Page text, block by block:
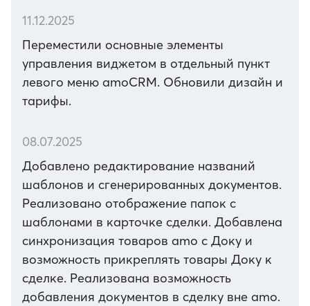
11.12.2025
Переместили основные элементы
управления виджетом в отдельный пункт
левого меню amoCRM. Обновили дизайн и
тарифы.
08.07.2025
Добавлено редактирование названий
шаблонов и сгенерированных документов.
Реализовано отображение папок с
шаблонами в карточке сделки. Добавлена
синхронизация товаров amo с Доку и
возможность прикреплять товары Доку к
сделке. Реализована возможность
добавления документов в сделку вне amo.